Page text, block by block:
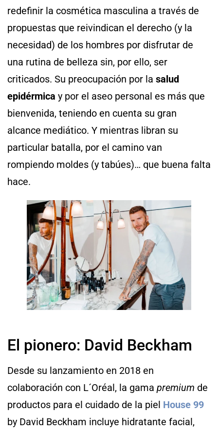
redefinir la cosmética masculina a través de
propuestas que reivindican el derecho (y la
necesidad) de los hombres por disfrutar de
una rutina de belleza sin, por ello, ser
criticados. Su preocupación por la salud
epidérmica y por el aseo personal es más que
bienvenida, teniendo en cuenta su gran
alcance mediático. Y mientras libran su
particular batalla, por el camino van
rompiendo moldes (y tabúes)… que buena falta
hace.
El pionero: David Beckham
Desde su lanzamiento en 2018 en
colaboración con L´Oréal, la gama premium de
productos para el cuidado de la piel House 99
by David Beckham incluye hidratante facial,